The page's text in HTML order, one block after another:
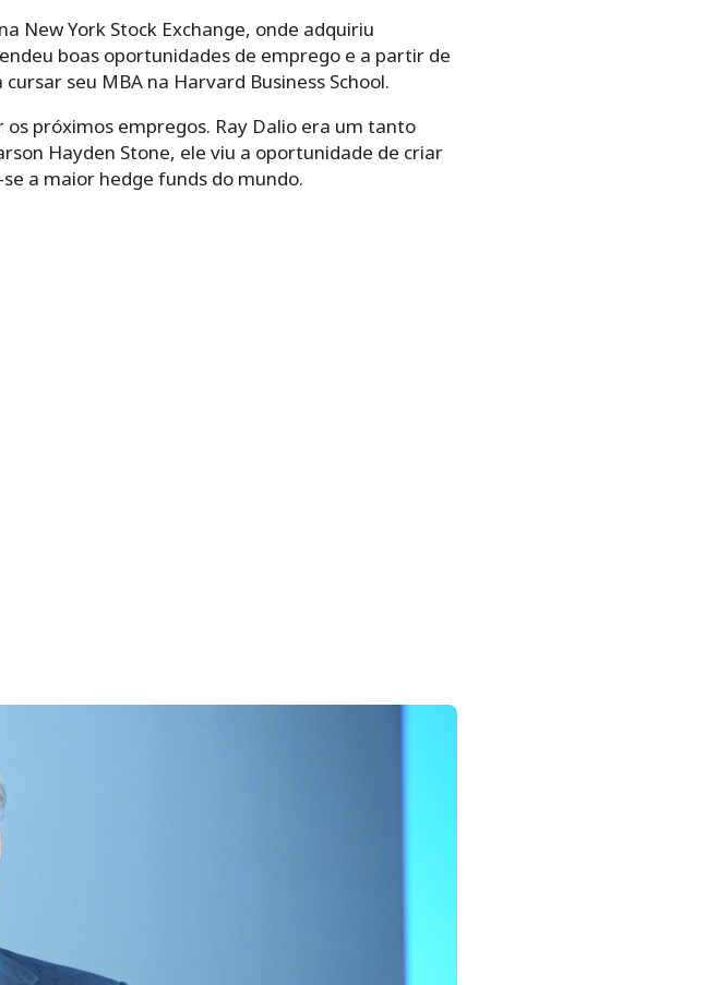
New York Stock Exchange, onde adquiriu
boas oportunidades de emprego e a partir de
seu MBA na Harvard Business School.
próximos empregos. Ray Dalio era um tanto
Hayden Stone, ele viu a oportunidade de criar
a maior hedge funds do mundo.